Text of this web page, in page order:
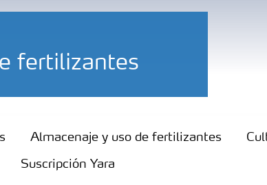
fertilizantes
Almacenaje y uso de fertilizantes
Suscripción Yara